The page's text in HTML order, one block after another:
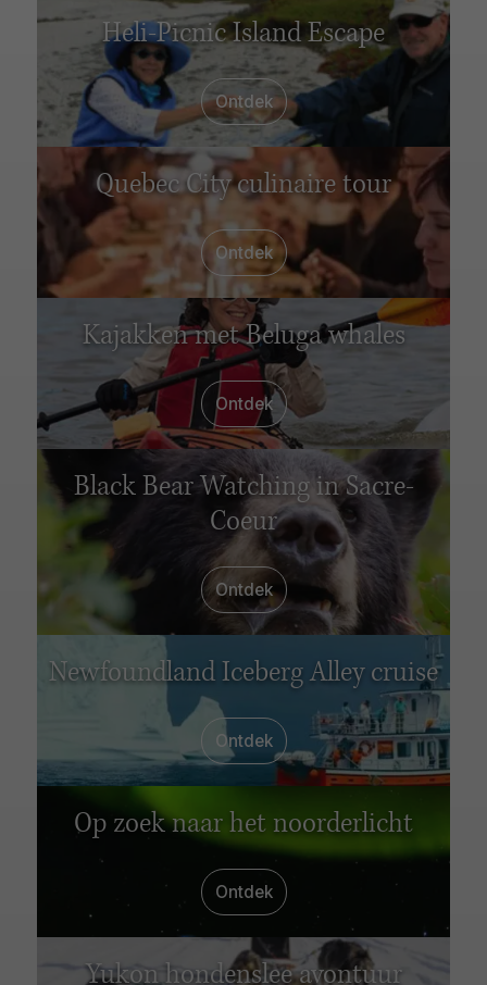
Heli-Picnic Island Escape
Ontdek
Quebec City culinaire tour
Ontdek
Kajakken met Beluga whales
Ontdek
Black Bear Watching in Sacre-
Coeur
Ontdek
Newfoundland Iceberg Alley cruise
Ontdek
Op zoek naar het noorderlicht
Ontdek
Yukon hondenslee avontuur